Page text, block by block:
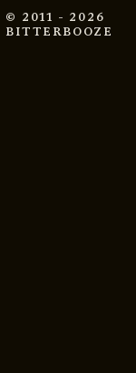
© 2011 - 2026
BITTERBOOZE